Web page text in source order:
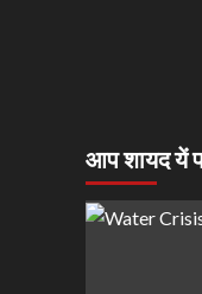
आप शायद यें